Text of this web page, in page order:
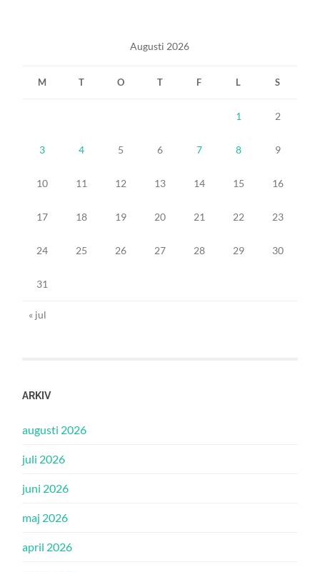
Augusti 2026
M T O T F L S
1 2
3 4 5 6 7 8 9
10 11 12 13 14 15 16
17 18 19 20 21 22 23
24 25 26 27 28 29 30
31
« jul
ARKIV
augusti 2026
juli 2026
juni 2026
maj 2026
april 2026